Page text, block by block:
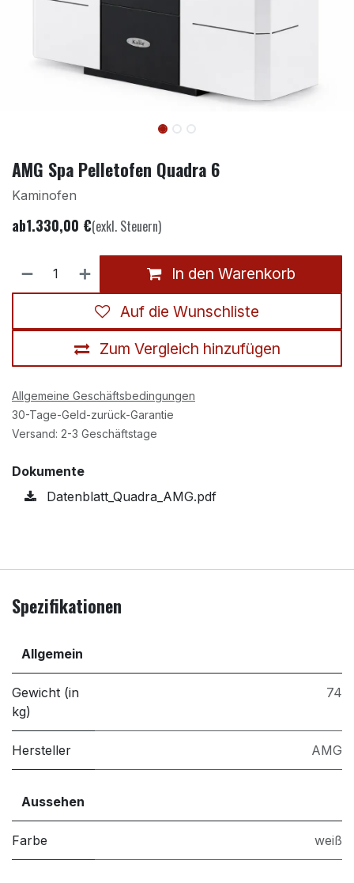
AMG Spa Pelletofen Quadra 6
Kaminofen
ab1.330,00 €(exkl. Steuern)
In den Warenkorb
Zum Vergleich hinzufügen
Auf die Wunschliste
Allgemeine Geschäftsbedingungen
30-Tage-Geld-zurück-Garantie
Versand: 2-3 Geschäftstage
Dokumente
Datenblatt_Quadra_AMG.pdf
Spezifikationen
Allgemein
Gewicht (in
kg)
74
Hersteller AMG
Aussehen
Farbe weiß